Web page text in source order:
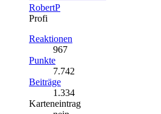
RobertP
Profi
Reaktionen
967
Punkte
7.742
Beiträge
1.334
Karteneintrag